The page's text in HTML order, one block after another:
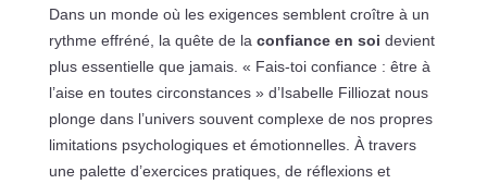
Dans un monde où les exigences semblent croître à un
rythme effréné, la quête de la confiance en soi devient
plus essentielle que jamais. « Fais-toi confiance : être à
l’aise en toutes circonstances » d’Isabelle Filliozat nous
plonge dans l’univers souvent complexe de nos propres
limitations psychologiques et émotionnelles. À travers
une palette d’exercices pratiques, de réflexions et